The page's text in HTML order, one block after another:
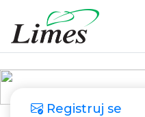
Registruj se